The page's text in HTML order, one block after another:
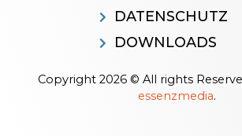
DATENSCHUTZ
DOWNLOADS
Copyright 2026 © All rights
essenzmedia.